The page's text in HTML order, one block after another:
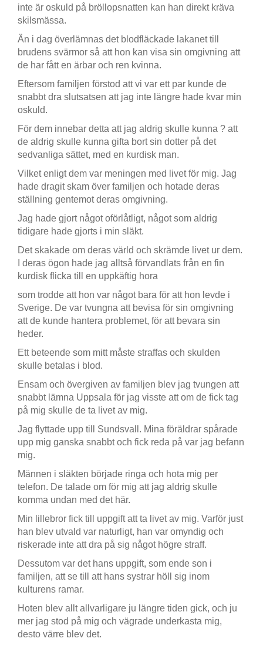
inte är oskuld på bröllopsnatten kan han direkt kräva
skilsmässa.
Än i dag överlämnas det blodfläckade lakanet till
brudens svärmor så att hon kan visa sin omgivning att
de har fått en ärbar och ren kvinna.
Eftersom familjen förstod att vi var ett par kunde de
snabbt dra slutsatsen att jag inte längre hade kvar min
oskuld.
För dem innebar detta att jag aldrig skulle kunna ? att
de aldrig skulle kunna gifta bort sin dotter på det
sedvanliga sättet, med en kurdisk man.
Vilket enligt dem var meningen med livet för mig. Jag
hade dragit skam över familjen och hotade deras
ställning gentemot deras omgivning.
Jag hade gjort något oförlåtligt, något som aldrig
tidigare hade gjorts i min släkt.
Det skakade om deras värld och skrämde livet ur dem.
I deras ögon hade jag alltså förvandlats från en fin
kurdisk flicka till en uppkäftig hora
som trodde att hon var något bara för att hon levde i
Sverige. De var tvungna att bevisa för sin omgivning
att de kunde hantera problemet, för att bevara sin
heder.
Ett beteende som mitt måste straffas och skulden
skulle betalas i blod.
Ensam och övergiven av familjen blev jag tvungen att
snabbt lämna Uppsala för jag visste att om de fick tag
på mig skulle de ta livet av mig.
Jag flyttade upp till Sundsvall. Mina föräldrar spårade
upp mig ganska snabbt och fick reda på var jag befann
mig.
Männen i släkten började ringa och hota mig per
telefon. De talade om för mig att jag aldrig skulle
komma undan med det här.
Min lillebror fick till uppgift att ta livet av mig. Varför just
han blev utvald var naturligt, han var omyndig och
riskerade inte att dra på sig något högre straff.
Dessutom var det hans uppgift, som ende son i
familjen, att se till att hans systrar höll sig inom
kulturens ramar.
Hoten blev allt allvarligare ju längre tiden gick, och ju
mer jag stod på mig och vägrade underkasta mig,
desto värre blev det.